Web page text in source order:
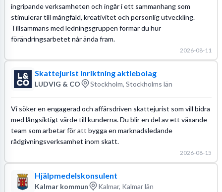
ingripande verksamheten och ingår i ett sammanhang som
stimulerar till mångfald, kreativitet och personlig utveckling.
Tillsammans med ledningsgruppen formar du hur
förändringsarbetet når ända fram.
2026-08-11
Skattejurist inriktning aktiebolag
LUDVIG & CO Stockholm, Stockholms län
Vi söker en engagerad och affärsdriven skattejurist som vill bidra
med långsiktigt värde till kunderna. Du blir en del av ett växande
team som arbetar för att bygga en marknadsledande
rådgivningsverksamhet inom skatt.
2026-08-15
Hjälpmedelskonsulent
Kalmar kommun Kalmar, Kalmar län